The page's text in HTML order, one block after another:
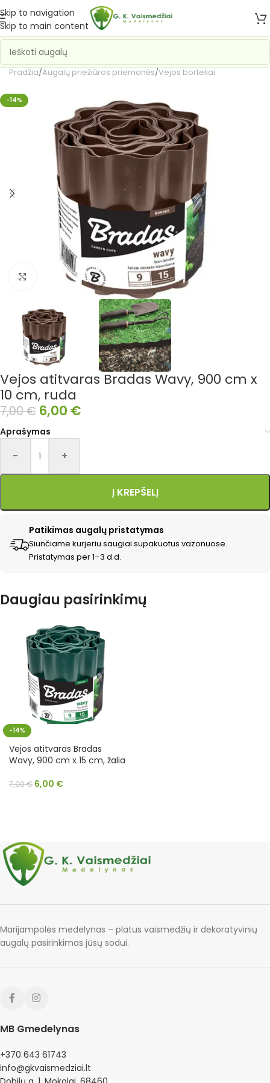
Skip to navigation
Skip to main content
Pradžia/Augalų priežiūros priemonės/Vejos borteliai
-14%
Išdidinti nuotrauką
Vejos atitvaras Bradas Wavy, 900 cm x
10 cm, ruda
7,00€ 6,00 €
Aprašymas
- +
Į KREPŠELĮ
Patikimas augalų pristatymas
Siunčiame kurjeriu saugiai supakuotus vazonuose.
Pristatymas per 1–3 d.d.
Daugiau pasirinkimų
-14%
Vejos atitvaras Bradas
Wavy, 900 cm x 15 cm, žalia
7,00€ 6,00 €
Marijampolės medelynas – platus vaismedžių ir dekoratyvinių
augalų pasirinkimas jūsų sodui.
MB Gmedelynas
+370 643 61743
info@gkvaismedziai.lt